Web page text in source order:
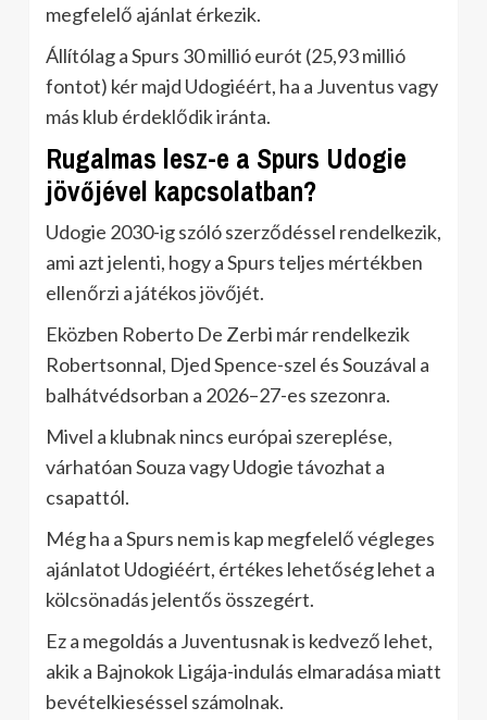
megfelelő ajánlat érkezik.
Állítólag a Spurs 30 millió eurót (25,93 millió
fontot) kér majd Udogiéért, ha a Juventus vagy
más klub érdeklődik iránta.
Rugalmas lesz-e a Spurs Udogie
jövőjével kapcsolatban?
Udogie 2030-ig szóló szerződéssel rendelkezik,
ami azt jelenti, hogy a Spurs teljes mértékben
ellenőrzi a játékos jövőjét.
Eközben Roberto De Zerbi már rendelkezik
Robertsonnal, Djed Spence-szel és Souzával a
balhátvédsorban a 2026–27-es szezonra.
Mivel a klubnak nincs európai szereplése,
várhatóan Souza vagy Udogie távozhat a
csapattól.
Még ha a Spurs nem is kap megfelelő végleges
ajánlatot Udogiéért, értékes lehetőség lehet a
kölcsönadás jelentős összegért.
Ez a megoldás a Juventusnak is kedvező lehet,
akik a Bajnokok Ligája-indulás elmaradása miatt
bevételkieséssel számolnak.